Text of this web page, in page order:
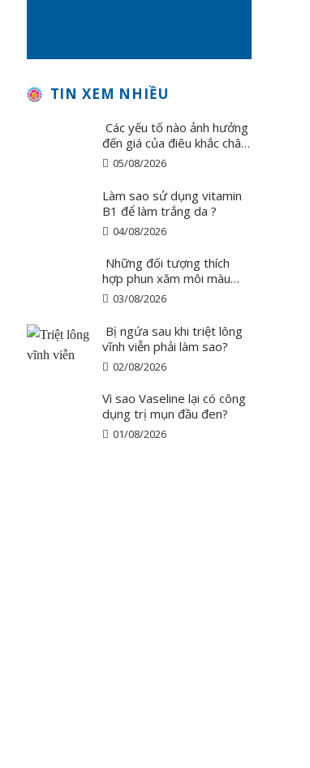
TIN XEM NHIỀU
Các yếu tố nào ảnh hưởng
đến giá của điêu khắc chân
mày ?
05/08/2026
Làm sao sử dụng vitamin
B1 để làm trắng da ?
04/08/2026
Những đối tượng thích
hợp phun xăm môi màu
hồng cam san hô?
03/08/2026
Bị ngứa sau khi triệt lông
vĩnh viễn phải làm sao?
02/08/2026
Vì sao Vaseline lại có công
dụng trị mụn đầu đen?
01/08/2026